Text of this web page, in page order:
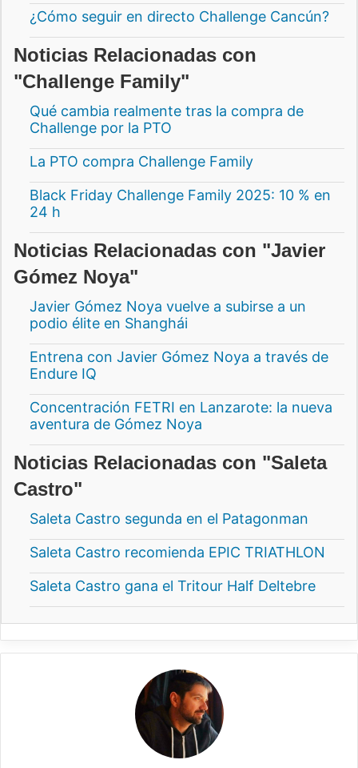
¿Cómo seguir en directo Challenge Cancún?
Noticias Relacionadas con
"Challenge Family"
Qué cambia realmente tras la compra de
Challenge por la PTO
La PTO compra Challenge Family
Black Friday Challenge Family 2025: 10 % en
24 h
Noticias Relacionadas con "Javier
Gómez Noya"
Javier Gómez Noya vuelve a subirse a un
podio élite en Shanghái
Entrena con Javier Gómez Noya a través de
Endure IQ
Concentración FETRI en Lanzarote: la nueva
aventura de Gómez Noya
Noticias Relacionadas con "Saleta
Castro"
Saleta Castro segunda en el Patagonman
Saleta Castro recomienda EPIC TRIATHLON
Saleta Castro gana el Tritour Half Deltebre